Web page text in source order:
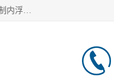
连云港爱德石化机械有限公司主要产品有：鹤管、旋转接头、密封圈、输油臂、储运定量装车系统及油气回收，组装式铝制内浮盘及油罐附件、钢结构栈桥/平台、活动梯、紧急脱离拉断阀等。完备的制造和检测手段以及高素质的员工确保了产品的质量。